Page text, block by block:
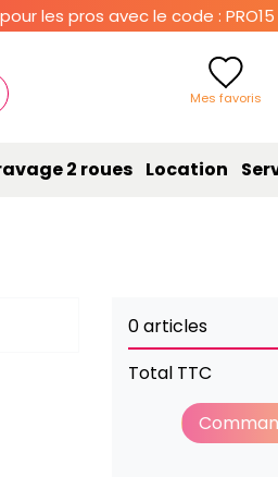
les pros avec le code : PRO15
Mes favoris
2 roues Location
0 articles
Total TTC